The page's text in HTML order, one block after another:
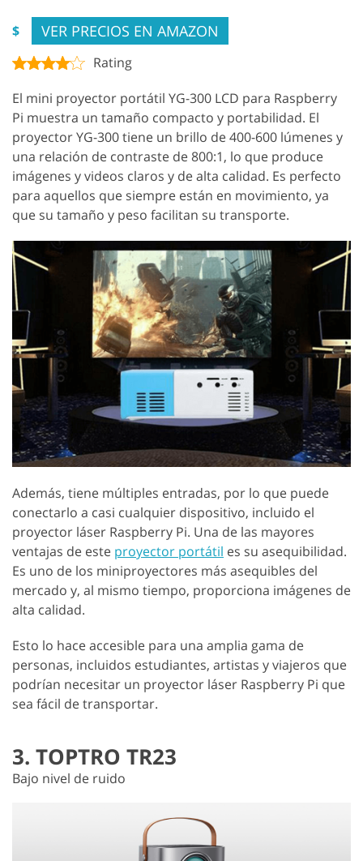
$ VER PRECIOS EN AMAZON
Rating
El mini proyector portátil YG-300 LCD para Raspberry
Pi muestra un tamaño compacto y portabilidad. El
proyector YG-300 tiene un brillo de 400-600 lúmenes y
una relación de contraste de 800:1, lo que produce
imágenes y videos claros y de alta calidad. Es perfecto
para aquellos que siempre están en movimiento, ya
que su tamaño y peso facilitan su transporte.
Además, tiene múltiples entradas, por lo que puede
conectarlo a casi cualquier dispositivo, incluido el
proyector láser Raspberry Pi. Una de las mayores
ventajas de este proyector portátil es su asequibilidad.
Es uno de los miniproyectores más asequibles del
mercado y, al mismo tiempo, proporciona imágenes de
alta calidad.
Esto lo hace accesible para una amplia gama de
personas, incluidos estudiantes, artistas y viajeros que
podrían necesitar un proyector láser Raspberry Pi que
sea fácil de transportar.
3. TOPTRO TR23
Bajo nivel de ruido